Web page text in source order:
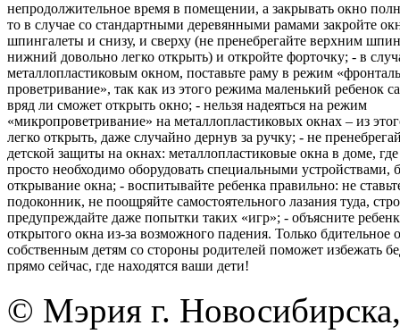
непродолжительное время в помещении, а закрывать окно
то в случае со стандартными деревянными рамами закройте
шпингалеты и снизу, и сверху (не пренебрегайте верхним
нижний довольно легко открыть) и откройте форточку; - в
металлопластиковым окном, поставьте раму в режим
проветривание», так как из этого режима маленький ребенок
вряд ли сможет открыть окно; - нельзя надеяться на режим
«микропроветривание» на металлопластиковых окнах – из
легко открыть, даже случайно дернув за ручку; - не
детской защиты на окнах: металлопластиковые окна в доме, где
просто необходимо оборудовать специальными
открывание окна; - воспитывайте ребенка правильно: не
подоконник, не поощряйте самостоятельного лазания туда,
предупреждайте даже попытки таких «игр»; - объясните
открытого окна из-за возможного падения. Только бдительное
собственным детям со стороны родителей поможет избежать
прямо сейчас, где находятся ваши дети!
© Мэрия г.